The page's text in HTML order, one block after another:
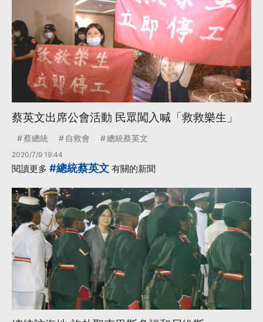
蔡英文出席公會活動 民眾闖入喊「救救樂生」
蔡總統 自救會 總統蔡英文
2020/7/9 19:44
閱讀更多 #總統蔡英文 有關的新聞